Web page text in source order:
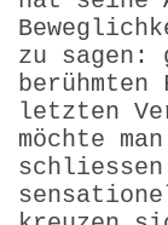
zu
berühmten
letzten
möchte